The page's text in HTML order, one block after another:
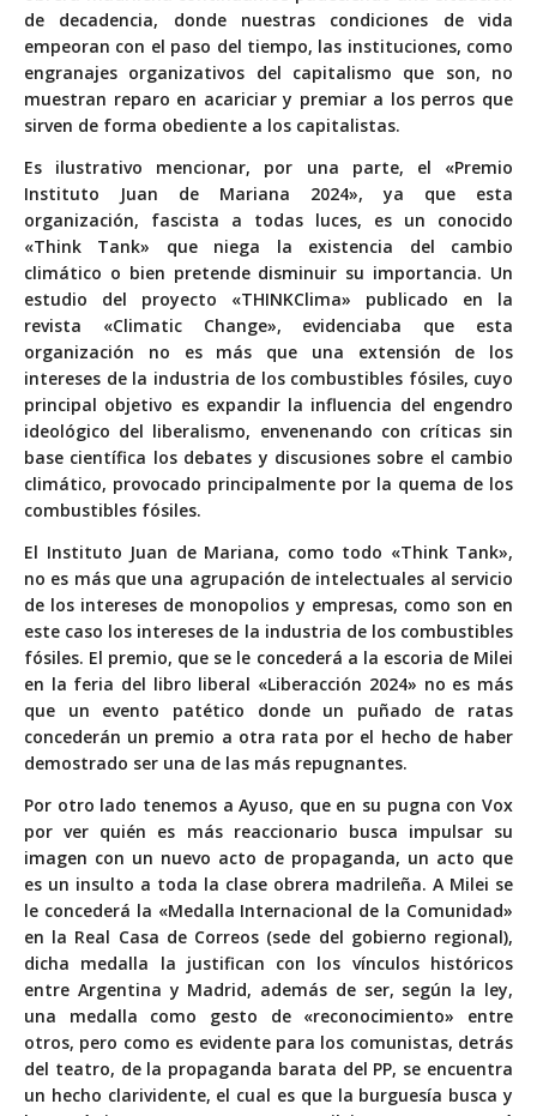
de decadencia, donde nuestras condiciones de vida
empeoran con el paso del tiempo, las instituciones, como
engranajes organizativos del capitalismo que son, no
muestran reparo en acariciar y premiar a los perros que
sirven de forma obediente a los capitalistas.
Es ilustrativo mencionar, por una parte, el «Premio
Instituto Juan de Mariana 2024», ya que esta
organización, fascista a todas luces, es un conocido
«Think Tank» que niega la existencia del cambio
climático o bien pretende disminuir su importancia. Un
estudio del proyecto «THINKClima» publicado en la
revista «Climatic Change», evidenciaba que esta
organización no es más que una extensión de los
intereses de la industria de los combustibles fósiles, cuyo
principal objetivo es expandir la influencia del engendro
ideológico del liberalismo, envenenando con críticas sin
base científica los debates y discusiones sobre el cambio
climático, provocado principalmente por la quema de los
combustibles fósiles.
El Instituto Juan de Mariana, como todo «Think Tank»,
no es más que una agrupación de intelectuales al servicio
de los intereses de monopolios y empresas, como son en
este caso los intereses de la industria de los combustibles
fósiles. El premio, que se le concederá a la escoria de Milei
en la feria del libro liberal «Liberacción 2024» no es más
que un evento patético donde un puñado de ratas
concederán un premio a otra rata por el hecho de haber
demostrado ser una de las más repugnantes.
Por otro lado tenemos a Ayuso, que en su pugna con Vox
por ver quién es más reaccionario busca impulsar su
imagen con un nuevo acto de propaganda, un acto que
es un insulto a toda la clase obrera madrileña. A Milei se
le concederá la «Medalla Internacional de la Comunidad»
en la Real Casa de Correos (sede del gobierno regional),
dicha medalla la justifican con los vínculos históricos
entre Argentina y Madrid, además de ser, según la ley,
una medalla como gesto de «reconocimiento» entre
otros, pero como es evidente para los comunistas, detrás
del teatro, de la propaganda barata del PP, se encuentra
un hecho clarividente, el cual es que la burguesía busca y